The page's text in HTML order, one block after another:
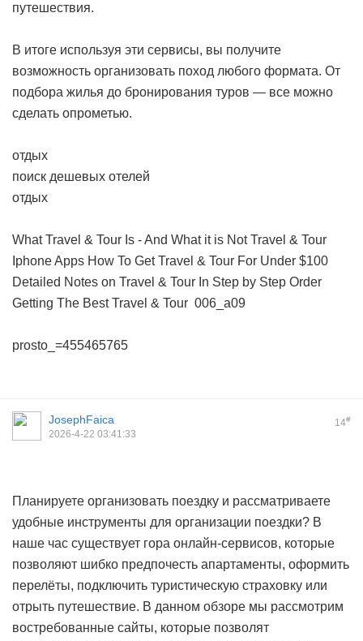
путешествия.
В итоге используя эти сервисы, вы получите
возможность организовать поход любого формата. От
подбора жилья до бронирования туров — все можно
сделать опрометью.
отдых
поиск дешевых отелей
отдых
What Travel & Tour Is - And What it is Not Travel & Tour
Iphone Apps How To Get Travel & Tour For Under $100
Detailed Notes on Travel & Tour In Step by Step Order
Getting The Best Travel & Tour 006_a09
prosto_=455465765
14#
JosephFaica
2026-4-22 03:41:33
Планируете организовать поездку и рассматриваете
удобные инструменты для организации поездки? В
наше час существует гора онлайн-сервисов, которые
позволяют шибко предпочесть апартаменты, оформить
перелёты, подключить туристическую страховку или
отрыть путешествие. В данном обзоре мы рассмотрим
востребованные сайты, которые позволят